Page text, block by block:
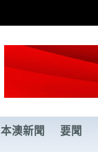
本澳新聞 要聞